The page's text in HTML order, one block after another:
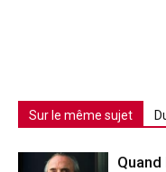
Sur le même sujet